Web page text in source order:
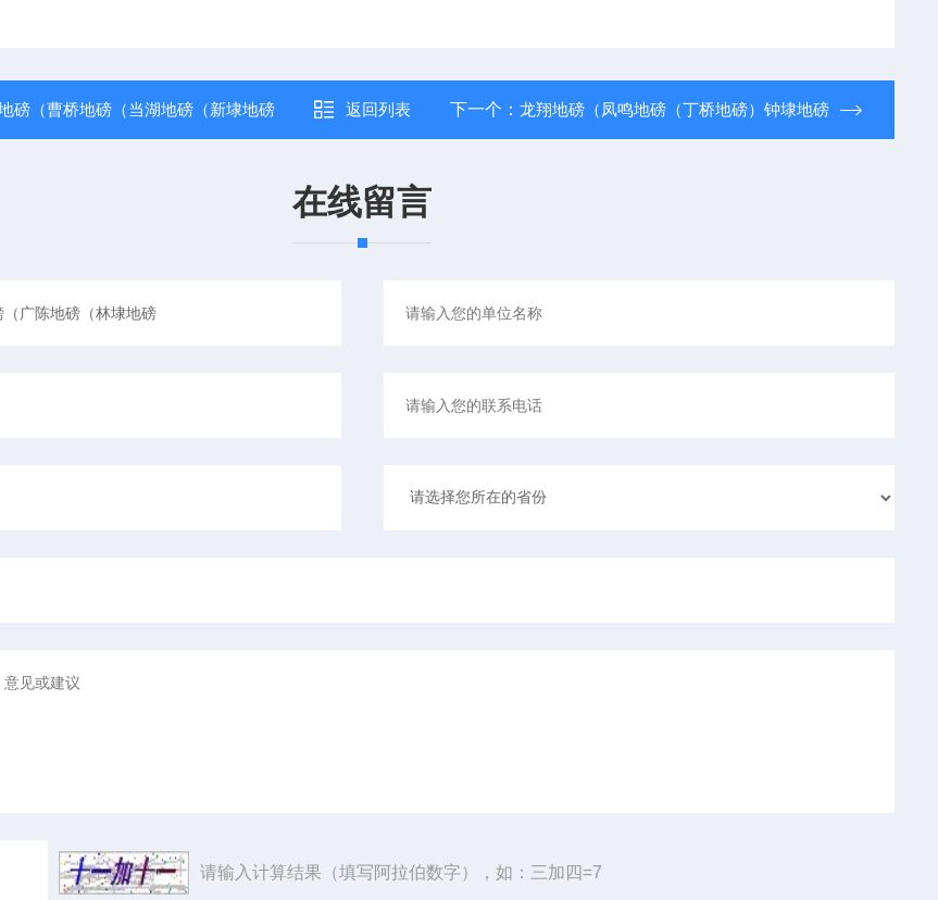
磅（曹桥地磅（当湖地磅（新埭地磅 返回列表 下一个： 龙翔地磅（凤鸣地磅（丁桥地磅）钟埭地磅
在线留言
请输入计算结果（填写阿拉伯数字），如：三加四=7